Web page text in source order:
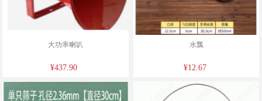
大功率喇叭
¥437.90
水瓢
¥12.67